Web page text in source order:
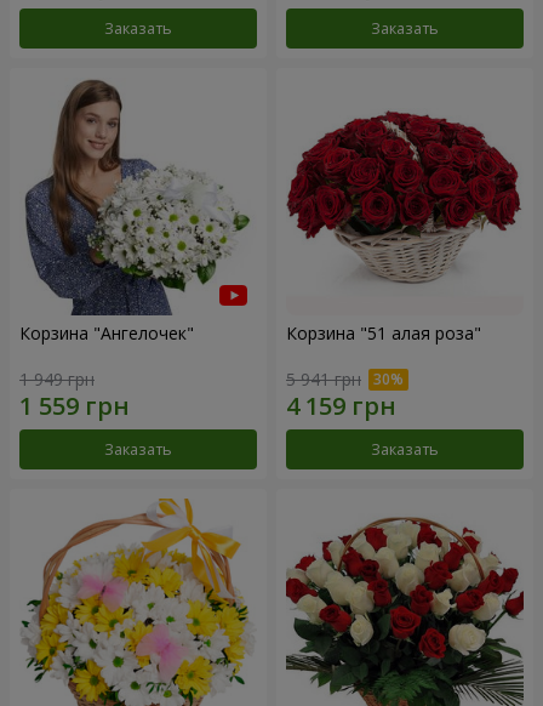
Заказать Заказать
Корзина "Ангелочек"
1 949 грн
Заказать
Корзина "51 алая роза"
5 941 грн
Заказать